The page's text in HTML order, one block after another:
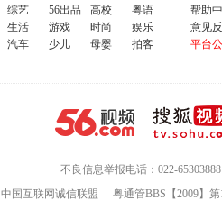
综艺 56出品 高校
粤语
生活 游戏 时尚
娱乐
汽车 少儿 母婴 拍客
帮助
意见
平台
不良信息举报电话：022-65303888
中国互联网诚信联盟
粤通管BBS【2009】